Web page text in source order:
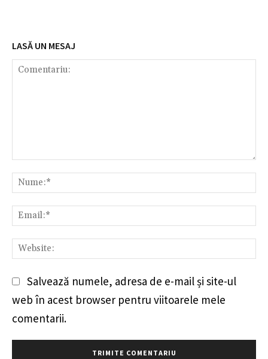
LASĂ UN MESAJ
Salvează numele, adresa de e-mail și site-ul
web în acest browser pentru viitoarele mele
comentarii.